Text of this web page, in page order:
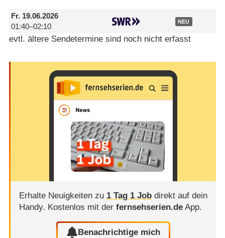
Fr.19.06.2026
01:40–02:10
NEU
evtl. ältere Sendetermine sind noch nicht erfasst
Erhalte Neuigkeiten zu 1 Tag 1 Jobdirekt auf dein
Handy. Kostenlos mit der fernsehserien.deApp.
Benachrichtige mich